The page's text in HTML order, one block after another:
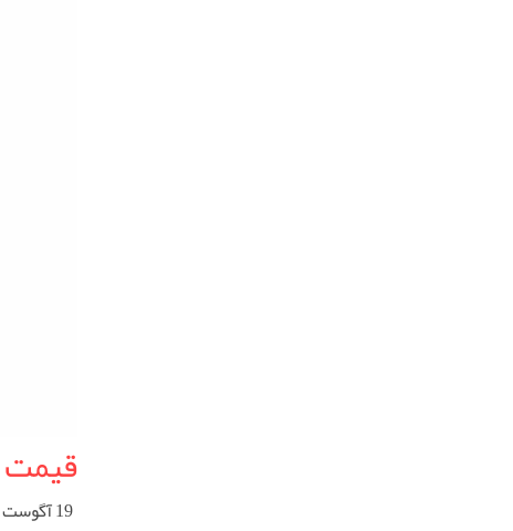
19 آگوست 2024